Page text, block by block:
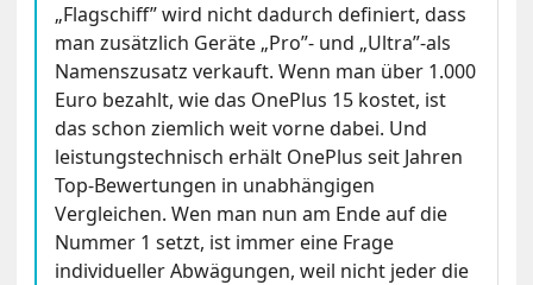
„Flagschiff” wird nicht dadurch definiert, dass
man zusätzlich Geräte „Pro”- und „Ultra”-als
Namenszusatz verkauft. Wenn man über 1.000
Euro bezahlt, wie das OnePlus 15 kostet, ist
das schon ziemlich weit vorne dabei. Und
leistungstechnisch erhält OnePlus seit Jahren
Top-Bewertungen in unabhängigen
Vergleichen. Wen man nun am Ende auf die
Nummer 1 setzt, ist immer eine Frage
individueller Abwägungen, weil nicht jeder die